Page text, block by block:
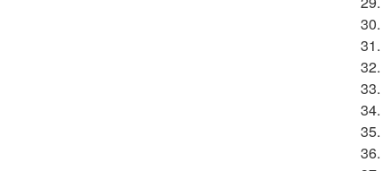
30.
31.
32.
33.
34.
35.
36.